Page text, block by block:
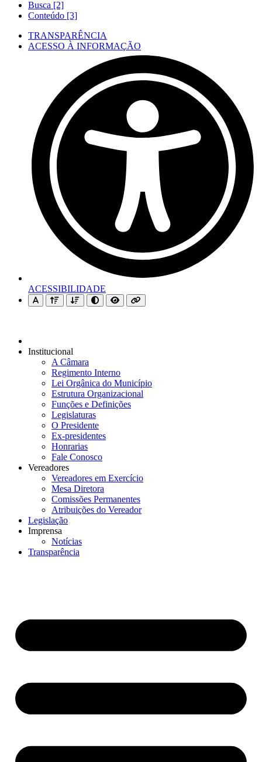
Busca [2]
Conteúdo [3]
TRANSPARÊNCIA
ACESSO À INFORMAÇÃO
ACESSIBILIDADE
Institucional
A Câmara
Regimento Interno
Lei Orgânica do Município
Estrutura Organizacional
Funções e Definições
Legislaturas
O Presidente
Ex-presidentes
Honrarias
Fale Conosco
Vereadores
Vereadores em Exercício
Mesa Diretora
Comissões Permanentes
Atribuições do Vereador
Legislação
Imprensa
Notícias
Transparência